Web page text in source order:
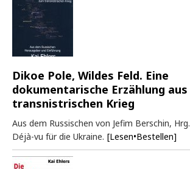
Dikoe Pole, Wildes Feld. Eine
dokumentarische Erzählung aus
transnistrischen Krieg
Aus dem Russischen von Jefim Berschin,
Déjà-vu für die Ukraine. [Lesen•Bestellen]